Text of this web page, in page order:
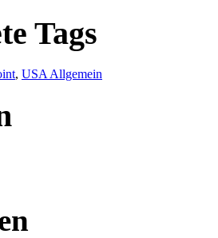
Tags
, USA Allgemein